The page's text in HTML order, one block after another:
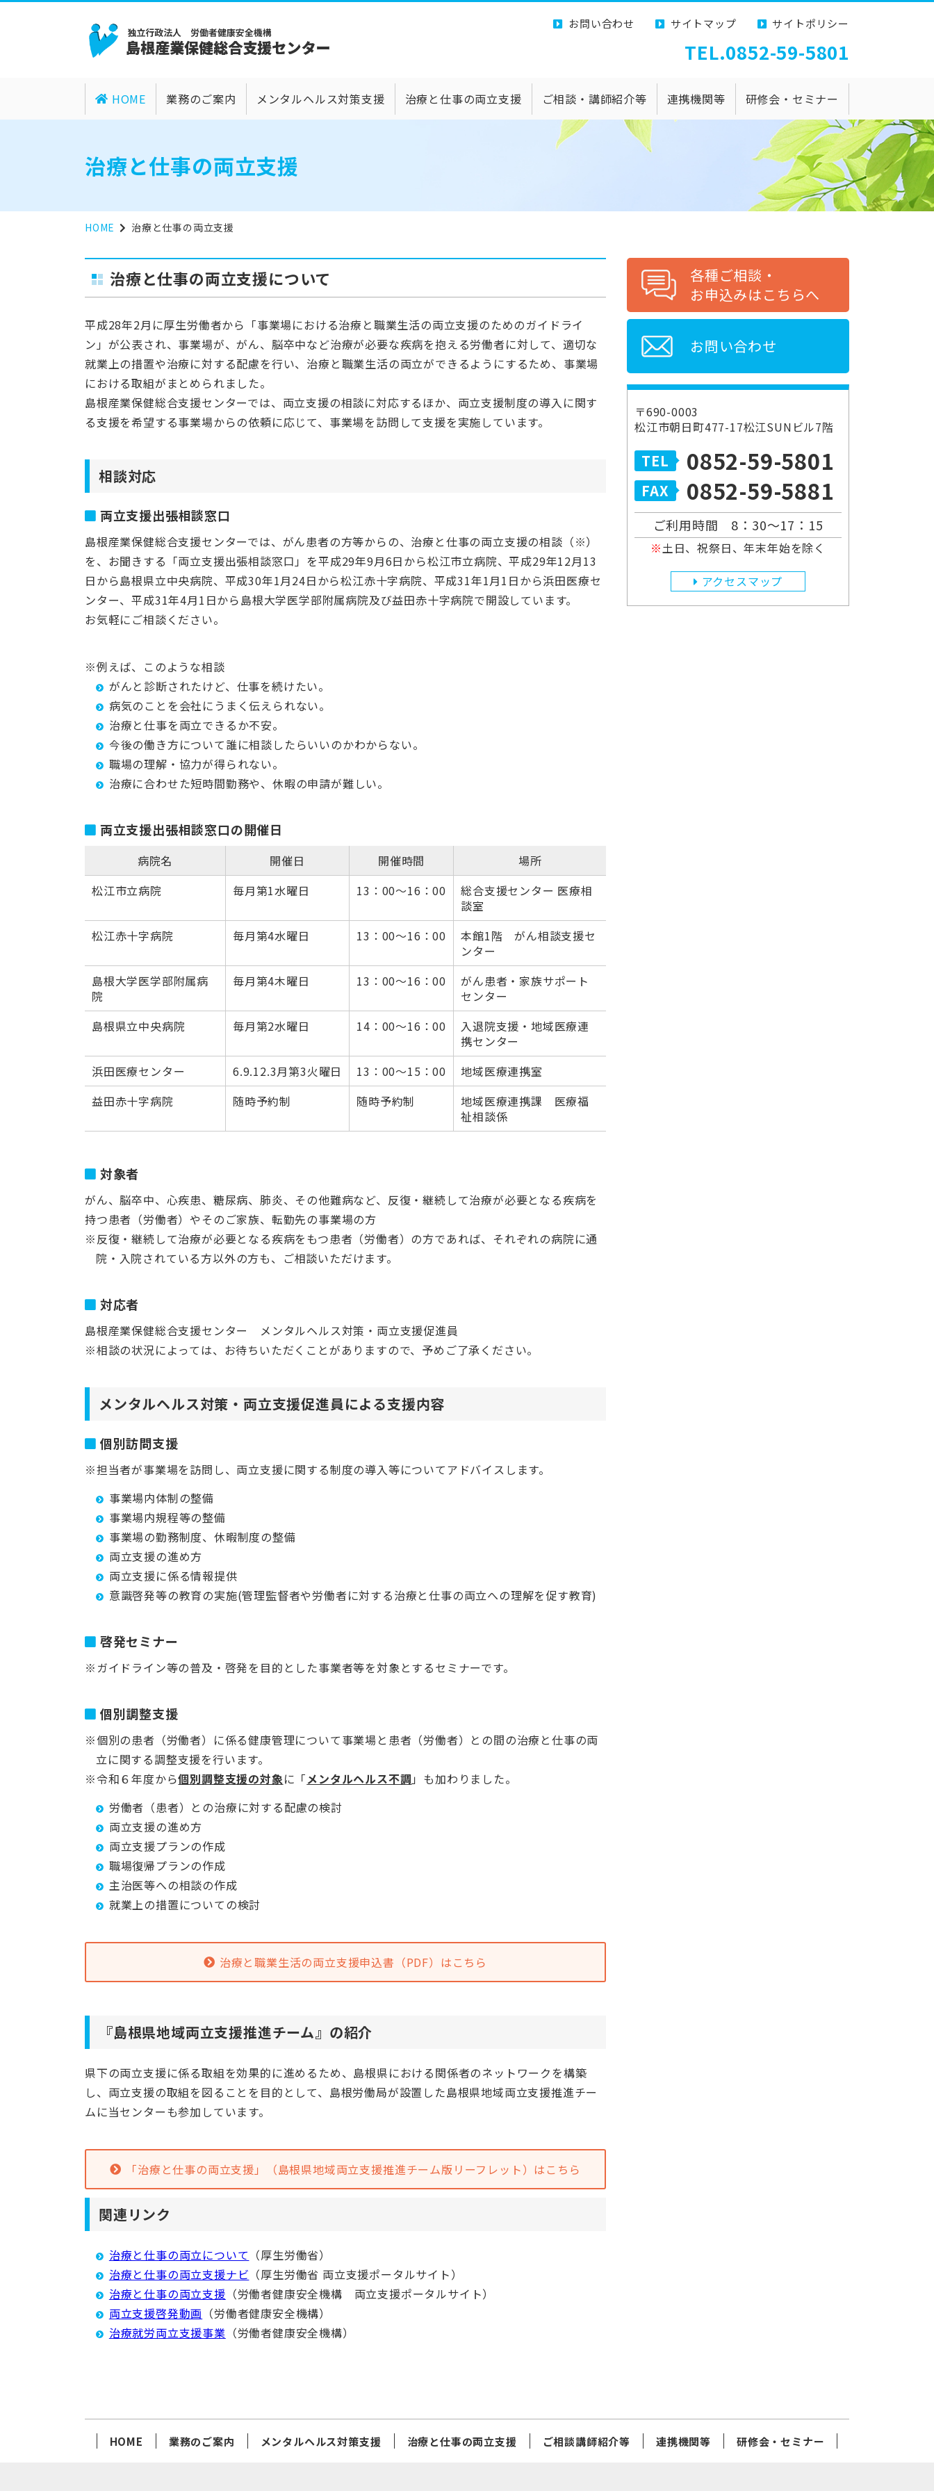
お問い合わせ サイトマップ サイトポリシー
TEL.0852-59-5801
HOME 業務のご案内 メンタルヘルス対策支援 治療と仕事の両立支援 ご相談・講師紹介等 連携機関等 研修会・セミナー
治療と仕事の両立支援
HOME 治療と仕事の両立支援
治療と仕事の両立支援について
平成28年2月に厚生労働者から「事業場における治療と職業生活の両立支援のためのガイドライ
ン」が公表され、事業場が、がん、脳卒中など治療が必要な疾病を抱える労働者に対して、適切な
就業上の措置や治療に対する配慮を行い、治療と職業生活の両立ができるようにするため、事業場
における取組がまとめられました。
島根産業保健総合支援センターでは、両立支援の相談に対応するほか、両立支援制度の導入に関す
る支援を希望する事業場からの依頼に応じて、事業場を訪問して支援を実施しています。
相談対応
両立支援出張相談窓口
島根産業保健総合支援センターでは、がん患者の方等からの、治療と仕事の両立支援の相談（※）
を、お聞きする「両立支援出張相談窓口」を平成29年9月6日から松江市立病院、平成29年12月13
日から島根県立中央病院、平成30年1月24日から松江赤十字病院、平成31年1月1日から浜田医療セ
ンター、平成31年4月1日から島根大学医学部附属病院及び益田赤十字病院で開設しています。
お気軽にご相談ください。
※例えば、このような相談
がんと診断されたけど、仕事を続けたい。
病気のことを会社にうまく伝えられない。
治療と仕事を両立できるか不安。
今後の働き方について誰に相談したらいいのかわからない。
職場の理解・協力が得られない。
治療に合わせた短時間勤務や、休暇の申請が難しい。
両立支援出張相談窓口の開催日
病院名 開催日 開催時間
場所
松江市立病院
毎月第1水曜日 13：00～16：00
総合支援センター 医療相
談室
松江赤十字病院
毎月第4水曜日 13：00～16：00
本館1階 がん相談支援セ
ンター
島根大学医学部附属病
院
毎月第4木曜日 13：00～16：00
がん患者・家族サポート
センター
島根県立中央病院
毎月第2水曜日 14：00～16：00
入退院支援・地域医療連
携センター
浜田医療センター
6.9.12.3月第3火曜日 13：00～15：00
地域医療連携室
益田赤十字病院
随時予約制 随時予約制
地域医療連携課 医療福
祉相談係
対象者
がん、脳卒中、心疾患、糖尿病、肺炎、その他難病など、反復・継続して治療が必要となる疾病を
持つ患者（労働者）やそのご家族、転勤先の事業場の方
※反復・継続して治療が必要となる疾病をもつ患者（労働者）の方であれば、それぞれの病院に通
院・入院されている方以外の方も、ご相談いただけます。
対応者
島根産業保健総合支援センター メンタルヘルス対策・両立支援促進員
※相談の状況によっては、お待ちいただくことがありますので、予めご了承ください。
メンタルヘルス対策・両立支援促進員による支援内容
個別訪問支援
※担当者が事業場を訪問し、両立支援に関する制度の導入等についてアドバイスします。
事業場内体制の整備
事業場内規程等の整備
事業場の勤務制度、休暇制度の整備
両立支援の進め方
両立支援に係る情報提供
意識啓発等の教育の実施(管理監督者や労働者に対する治療と仕事の両立への理解を促す教育)
啓発セミナー
※ガイドライン等の普及・啓発を目的とした事業者等を対象とするセミナーです。
個別調整支援
※個別の患者（労働者）に係る健康管理について事業場と患者（労働者）との間の治療と仕事の両
立に関する調整支援を行います。
※令和６年度から個別調整支援の対象に「メンタルヘルス不調 」も加わりました。
労働者（患者）との治療に対する配慮の検討
両立支援の進め方
両立支援プランの作成
職場復帰プランの作成
主治医等への相談の作成
就業上の措置についての検討
治療と職業生活の両立支援申込書 （PDF）はこちら
『島根県地域両立支援推進チーム』の紹介
県下の両立支援に係る取組を効果的に進めるため、島根県における関係者のネットワークを構築
し、両立支援の取組を図ることを目的として、島根労働局が設置した島根県地域両立支援推進チー
ムに当センターも参加しています。
「治療と仕事の両立支援」（島根県地域両立支援推進チーム版リーフレット）はこちら
関連リンク
治療と仕事の両立について （厚生労働省）
治療と仕事の両立支援ナビ （厚生労働省 両立支援ポータルサイト）
治療と仕事の両立支援 （労働者健康安全機構 両立支援ポータルサイト）
両立支援啓発動画 （労働者健康安全機構）
治療就労両立支援事業 （労働者健康安全機構）
各種ご相談 ・
お申込みはこちらへ
お問い合わせ
〒690-0003
松江市朝日町477-17松江SUNビル7階
0852-59-5801
0852-59-5881
ご利用時間 8：30～17：15
土日、祝祭日、年末年始を除く
アクセスマップ
HOME 業務のご案内 メンタルヘルス対策支援 治療と仕事の両立支援 ご相談講師紹介等 連携機関等 研修会・セミナー